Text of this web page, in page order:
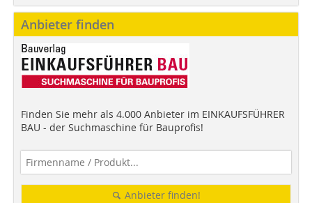
Anbieter finden
Finden Sie mehr als 4.000 Anbieter im EINKAUFSFÜHRER
BAU - der Suchmaschine für Bauprofis!
Anbieter finden!